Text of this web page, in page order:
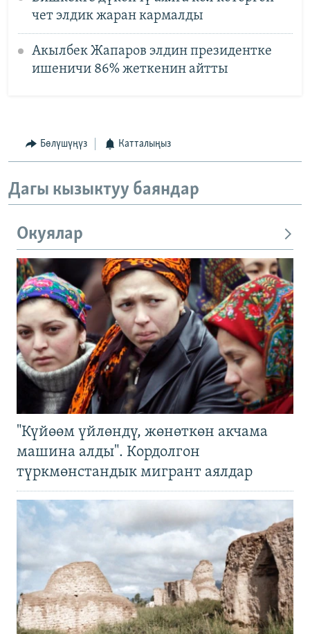
чет элдик жаран кармалды
Акылбек Жапаров элдин президентке
ишеничи 86% жеткенин айтты
Бөлүшүңүз Катталыңыз
Дагы кызыктуу баяндар
Окуялар
"Күйөөм үйлөндү, жөнөткөн акчама
машина алды". Кордолгон
түркмөнстандык мигрант аялдар